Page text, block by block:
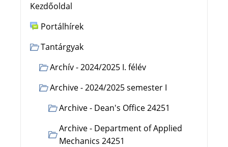
Kezdőoldal
Portálhírek
Tantárgyak
Archív - 2024/2025 I. félév
Archive - 2024/2025 semester I
Archive - Dean's Office 24251
Archive - Department of Applied
Mechanics 24251